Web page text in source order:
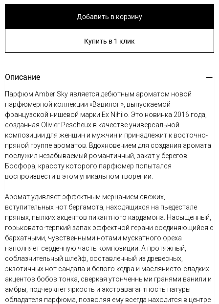
Добавить в корзину
Купить в 1 клик
Описание
Парфюм Amber Sky является дебютным ароматом новой
парфюмерной коллекции «Вавилон», выпускаемой
французской нишевой марки Ex Nihilo. Это новинка 2016 года,
созданная Olivier Pescheux в качестве универсальной
композиции для женщин и мужчин и принадлежит к восточно-
пряной группе ароматов. Вдохновением для создания аромата
послужил незабываемый романтичный, закат у берегов
Босфора, красоту которого парфюмер попытался
воспроизвести в этом уникальном творении.
Аромат удивляет эффектным мерцанием свежих,
вступительных нот бергамота, находящихся на пьедестале
пряных, пылких акцентов пикантного кардамона. Насыщенный,
горьковато-терпкий запах эффектной герани соединяющийся с
бархатными, чувственными нотами мускатного ореха
наполняет сердечную часть композиции. А протяжный,
соблазнительный шлейф, составленный из древесных,
экзотичных нот сандала и белого кедра и маслянисто-сладких
акцентов бобов тонка, сверкая утонченными гранями ванили и
амбры, подчеркнет яркость и экстравагантность натуры
обладателя парфюма, позволяя ему всегда находится в центре